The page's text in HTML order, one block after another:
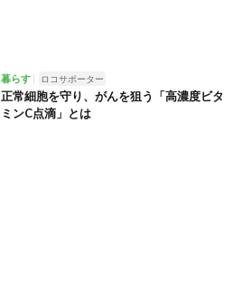
暮らす ロコサポーター
正常細胞を守り、がんを狙う「高濃度ビタ
ミンC点滴」とは